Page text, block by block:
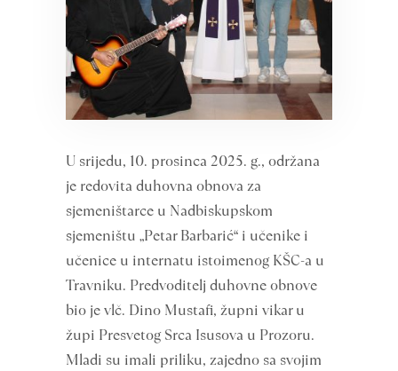
U srijedu, 10. prosinca 2025. g., održana
je redovita duhovna obnova za
sjemeništarce u Nadbiskupskom
sjemeništu „Petar Barbarić“ i učenike i
učenice u internatu istoimenog KŠC-a u
Travniku. Predvoditelj duhovne obnove
bio je vlč. Dino Mustafi, župni vikar u
župi Presvetog Srca Isusova u Prozoru.
Mladi su imali priliku, zajedno sa svojim